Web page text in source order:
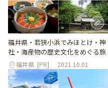
福井県・若狭小浜でみほとけ・神
社・海産物の歴史文化をめぐる旅
福井県 [PR] 2021.10.01